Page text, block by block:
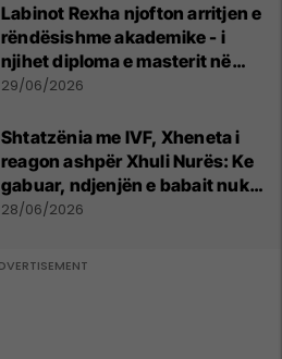
Labinot Rexha njofton arritjen e
rëndësishme akademike - i
njihet diploma e masterit në
Psikologji në Zvicër
29/06/2026
Shtatzënia me IVF, Xheneta i
reagon ashpër Xhuli Nurës: Ke
gabuar, ndjenjën e babait nuk
mund t'ia plotësosh kurrë
28/06/2026